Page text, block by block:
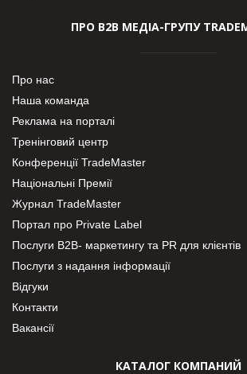
ПРО В2В МЕДІА-ГРУПУ
Про нас
Наша команда
Реклама на порталі
Тренінговий центр
Конференції TradeMaster
Національні Премії
Журнал TradeMaster
Портал про Private Label
Послуги В2В- маркетингу та PR для клієнтів
Послуги з надання інформації
Відгуки
Контакти
Вакансії
КАТАЛОГ КОМПАНИЙ